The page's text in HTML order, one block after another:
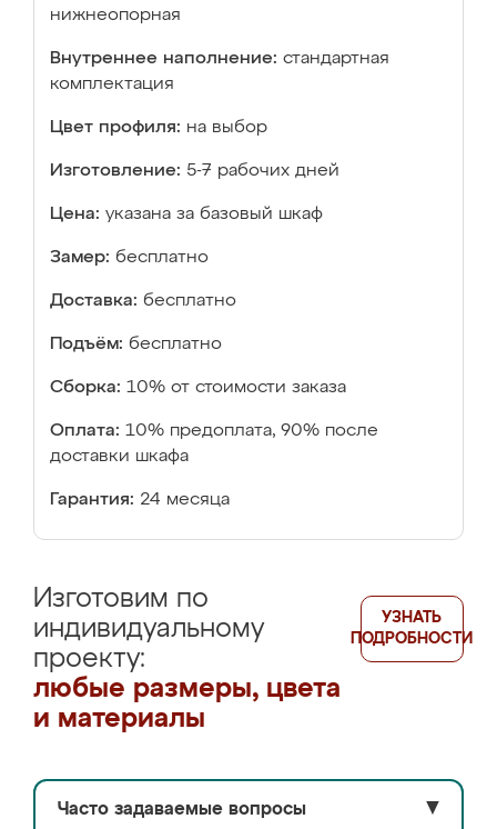
нижнеопорная
Внутреннее наполнение: стандартная
комплектация
Цвет профиля: на выбор
Изготовление: 5-7 рабочих дней
Цена: указана за базовый шкаф
Замер: бесплатно
Доставка: бесплатно
Подъём: бесплатно
Сборка: 10% от стоимости заказа
Оплата: 10% предоплата, 90% после
доставки шкафа
Гарантия: 24 месяца
Изготовим по
индивидуальному
проекту:
любые размеры, цвета
и материалы
УЗНАТЬ
ПОДРОБНОСТИ
Часто задаваемые вопросы ▼